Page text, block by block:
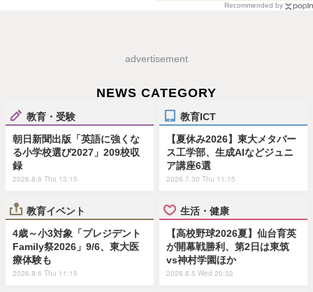
Recommended by
advertisement
NEWS CATEGORY
教育・受験
朝日新聞出版「英語に強くな
る小学校選び2027」209校収
録
2026.8.6 Thu 13:15
教育ICT
【夏休み2026】東大メタバー
ス工学部、生成AIなどジュニ
ア講座6選
2026.7.30 Thu 11:15
教育イベント
4歳～小3対象「プレジデント
Family祭2026」9/6、東大医
療体験も
2026.8.6 Thu 11:15
生活・健康
【高校野球2026夏】仙台育英
が開幕戦勝利、第2日は東筑
vs神村学園ほか
2026.8.5 Wed 20:32